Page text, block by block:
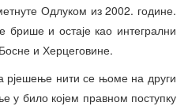
Одлуком из 2002. године.
и остаје као интегрални
и Херцеговине.
нити се њоме на други
у било којем правном поступку